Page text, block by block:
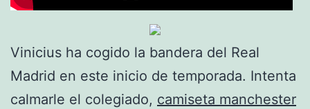
Vinicius ha cogido la bandera del Real
Madrid en este inicio de temporada. Intenta
calmarle el colegiado, camiseta manchester